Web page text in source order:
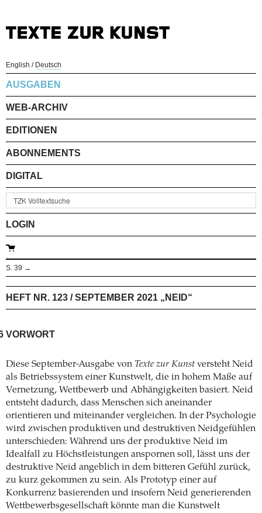
English / Deutsch
AUSGABEN
WEB-ARCHIV
EDITIONEN
ABONNEMENTS
DIGITAL
LOGIN
S. 39 →
HEFT NR. 123 / SEPTEMBER 2021 „NEID“
VORWORT
Diese September-Ausgabe von Texte zur Kunst versteht Neid
als Betriebssystem einer Kunstwelt, die in hohem Maße auf
Vernetzung, Wettbewerb und Abhängigkeiten basiert. Neid
entsteht dadurch, dass Menschen sich aneinander
orientieren und miteinander vergleichen. In der Psychologie
wird zwischen produktiven und destruktiven Neidgefühlen
unterschieden: Während uns der produktive Neid im
Idealfall zu Höchstleistungen anspornen soll, lässt uns der
destruktive Neid angeblich in dem bitteren Gefühl zurück,
zu kurz gekommen zu sein. Als Prototyp einer auf
Konkurrenz basierenden und insofern Neid generierenden
Wettbewerbsgesellschaft könnte man die Kunstwelt